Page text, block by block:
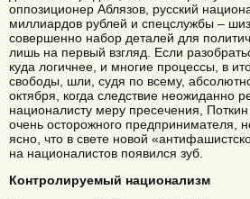
оппозиционер Аблязов, русский
миллиардов рублей и спецслужбы –
совершенно набор деталей для
лишь на первый взгляд. Если
куда логичнее, и многие процессы, в
свободы, шли, судя по всему,
октября, когда следствие неожиданно
националисту меру пресечения,
очень осторожного предпринимателя,
ясно, что в свете новой
на националистов появился зуб.
Контролируемый национализм